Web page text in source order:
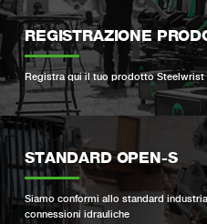
REGISTRAZIONE
Registra qui il tuo prodotto Steelwrist
STANDARD OPEN-S
Siamo conformi allo standard
connessioni idrauliche